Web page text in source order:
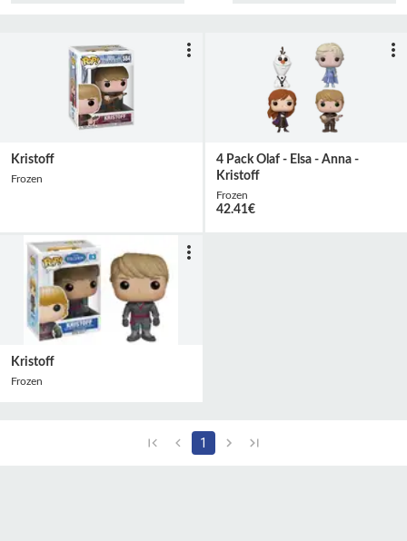
Kristoff
Frozen
4 Pack Olaf - Elsa - Anna -
Kristoff
Frozen
42.41€
Kristoff
Frozen
1